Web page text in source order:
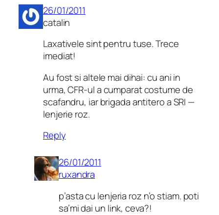
26/01/2011
catalin
Laxativele sint pentru tuse. Trece
imediat!
Au fost si altele mai dihai: cu ani in
urma, CFR-ul a cumparat costume de
scafandru, iar brigada antitero a SRI —
lenjerie roz.
Reply
26/01/2011
ruxandra
p’asta cu lenjeria roz n’o stiam. poti
sa’mi dai un link, ceva?!